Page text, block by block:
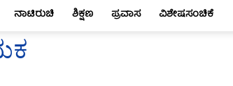
ನಾಟಿರುಚಿ ಶಿಕ್ಷಣ ಪ್ರವಾಸ ವಿಶೇಷಸಂಚಿಕೆ